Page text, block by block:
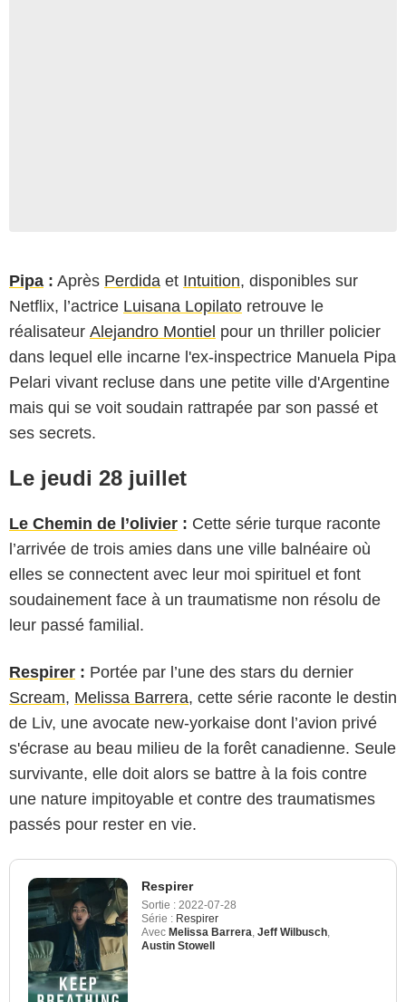
Pipa : Après Perdida et Intuition, disponibles sur
Netflix, l’actrice Luisana Lopilato retrouve le
réalisateur Alejandro Montiel pour un thriller policier
dans lequel elle incarne l'ex-inspectrice Manuela Pipa
Pelari vivant recluse dans une petite ville d'Argentine
mais qui se voit soudain rattrapée par son passé et
ses secrets.
Le jeudi 28 juillet
Le Chemin de l’olivier : Cette série turque raconte
l’arrivée de trois amies dans une ville balnéaire où
elles se connectent avec leur moi spirituel et font
soudainement face à un traumatisme non résolu de
leur passé familial.
Respirer : Portée par l’une des stars du dernier
Scream, Melissa Barrera, cette série raconte le destin
de Liv, une avocate new-yorkaise dont l’avion privé
s'écrase au beau milieu de la forêt canadienne. Seule
survivante, elle doit alors se battre à la fois contre
une nature impitoyable et contre des traumatismes
passés pour rester en vie.
Respirer
Sortie : 2022-07-28
Série : Respirer
Avec Melissa Barrera Jeff Wilbusch
Austin Stowell